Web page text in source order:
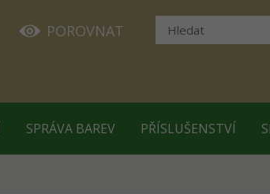
POROVNAT
SPRÁVA BAREV PŘÍSLUŠENSTVÍ